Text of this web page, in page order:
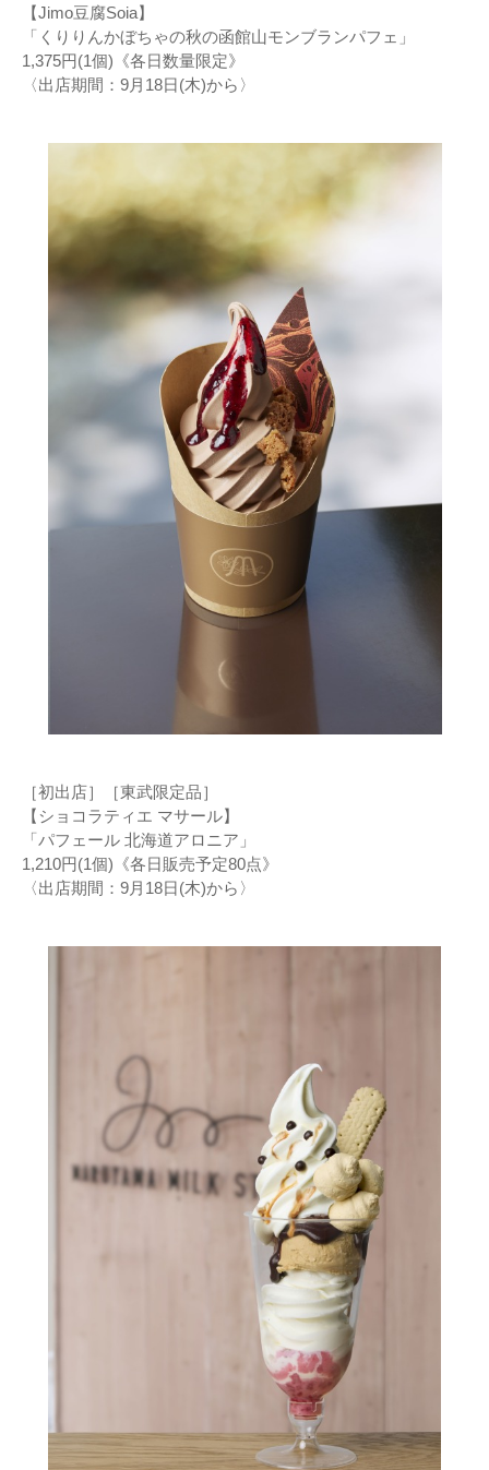
【Jimo豆腐Soia】
「くりりんかぼちゃの秋の函館山モンブランパフェ」
1,375円(1個)《各日数量限定》
〈出店期間：9月18日(木)から〉
［初出店］［東武限定品］
【ショコラティエ マサール】
「パフェール 北海道アロニア」
1,210円(1個)《各日販売予定80点》
〈出店期間：9月18日(木)から〉